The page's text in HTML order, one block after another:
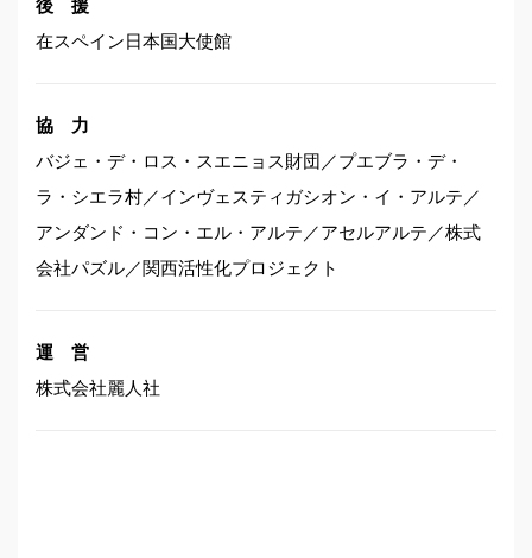
後 援
在スペイン日本国大使館
協 力
バジェ・デ・ロス・スエニョス財団／プエブラ・デ・
ラ・シエラ村／インヴェスティガシオン・イ・アルテ／
アンダンド・コン・エル・アルテ／アセルアルテ／株式
会社パズル／関西活性化プロジェクト
運 営
株式会社麗人社